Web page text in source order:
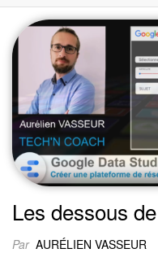
Les dessous
Par AURÉLIEN VASSEUR